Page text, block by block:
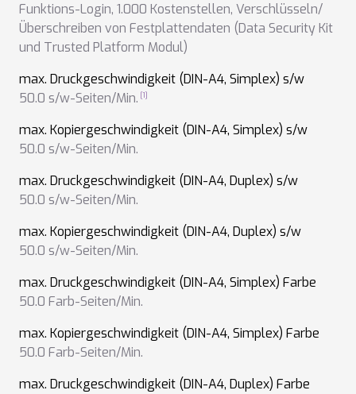
Funktions-Login, 1.000 Kostenstellen, Verschlüsseln/
Überschreiben von Festplattendaten (Data Security Kit
und Trusted Platform Modul)
max. Druckgeschwindigkeit (DIN-A4, Simplex) s/w
50.0 s/w-Seiten/Min.
max. Kopiergeschwindigkeit (DIN-A4, Simplex) s/w
50.0 s/w-Seiten/Min.
max. Druckgeschwindigkeit (DIN-A4, Duplex) s/w
50.0 s/w-Seiten/Min.
max. Kopiergeschwindigkeit (DIN-A4, Duplex) s/w
50.0 s/w-Seiten/Min.
max. Druckgeschwindigkeit (DIN-A4, Simplex) Farbe
50.0 Farb-Seiten/Min.
max. Kopiergeschwindigkeit (DIN-A4, Simplex) Farbe
50.0 Farb-Seiten/Min.
max. Druckgeschwindigkeit (DIN-A4, Duplex) Farbe